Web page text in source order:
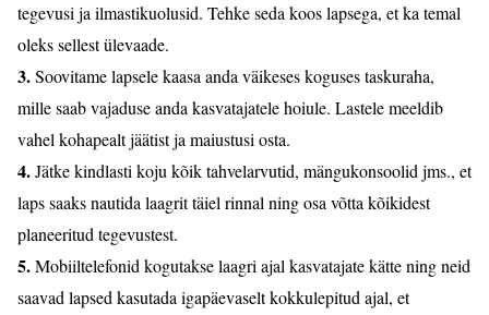
tegevusi ja ilmastikuolusid. Tehke seda koos lapsega, et ka temal
oleks sellest ülevaade.
3.Soovitame lapsele kaasa anda väikeses koguses taskuraha,
mille saab vajaduse anda kasvatajatele hoiule. Lastele meeldib
vahel kohapealt jäätist ja maiustusi osta.
4.Jätke kindlasti koju kõik tahvelarvutid, mängukonsoolid jms., et
laps saaks nautida laagrit täiel rinnal ning osa võtta kõikidest
planeeritud tegevustest.
5.Mobiiltelefonid kogutakse laagri ajal kasvatajate kätte ning neid
saavad lapsed kasutada igapäevaselt kokkulepitud ajal, et